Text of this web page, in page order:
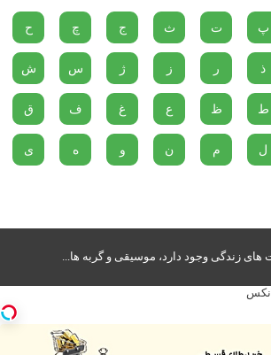
پ ت ث ج چ ح
ذ ر ز ژ س ش
ط ظ ع غ ف ق
ل م ن و ه ی
های زندگی وجود دارد، موسیقی و گربه ها...